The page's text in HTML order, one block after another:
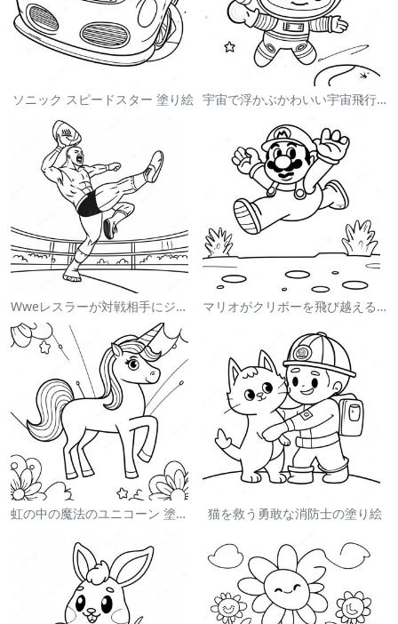
ソニック スピードスター 塗り絵 宇宙で浮かぶかわいい宇宙飛行士 塗り絵
Wweレスラーが対戦相手にジャンプする塗り絵 マリオがクリボーを飛び越える塗り絵
虹の中の魔法のユニコーン 塗り絵 猫を救う勇敢な消防士の塗り絵